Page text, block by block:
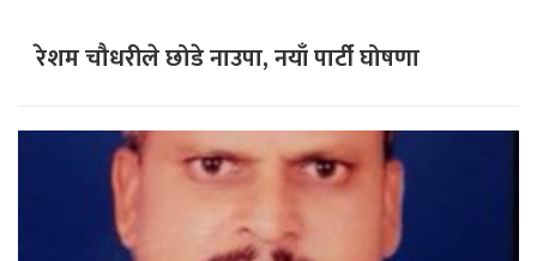
रेशम चौधरीले छोडे नाउपा, नयाँ पार्टी घोषणा